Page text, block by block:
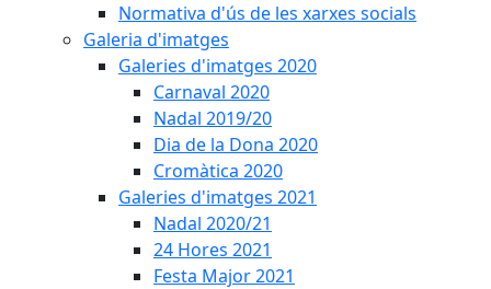
Normativa d'ús de les xarxes socials
Galeria d'imatges
Galeries d'imatges 2020
Carnaval 2020
Nadal 2019/20
Dia de la Dona 2020
Cromàtica 2020
Galeries d'imatges 2021
Nadal 2020/21
24 Hores 2021
Festa Major 2021